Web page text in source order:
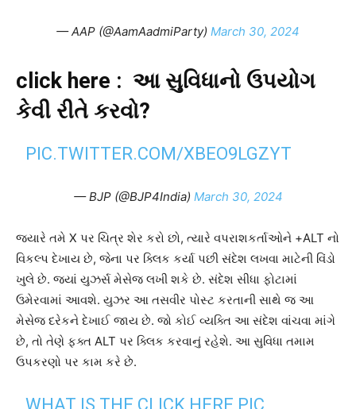
— AAP (@AamAadmiParty) March 30, 2024
click here : આ સુવિધાનો ઉપયોગ
કેવી રીતે કરવો?
PIC.TWITTER.COM/XBEO9LGZYT
— BJP (@BJP4India) March 30, 2024
જ્યારે તમે X પર ચિત્ર શેર કરો છો, ત્યારે વપરાશકર્તાઓને +ALT નો
વિકલ્પ દેખાય છે, જેના પર ક્લિક કર્યા પછી સંદેશ લખવા માટેની વિંડો
ખુલે છે. જ્યાં યુઝર્સ મેસેજ લખી શકે છે. સંદેશ સીધા ફોટામાં
ઉમેરવામાં આવશે. યુઝર આ તસવીર પોસ્ટ કરતાની સાથે જ આ
મેસેજ દરેકને દેખાઈ જાય છે. જો કોઈ વ્યક્તિ આ સંદેશ વાંચવા માંગે
છે, તો તેણે ફક્ત ALT પર ક્લિક કરવાનું રહેશે. આ સુવિધા તમામ
ઉપકરણો પર કામ કરે છે.
WHAT IS THE CLICK HERE PIC